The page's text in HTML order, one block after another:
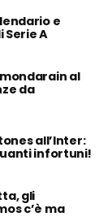
e
Serie A
al
da
all’Inter:
infortuni!
gli
c’è ma